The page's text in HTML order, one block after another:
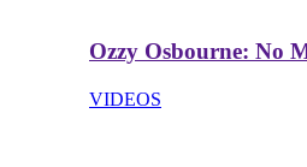
Ozzy Osbourne: No
VIDEOS